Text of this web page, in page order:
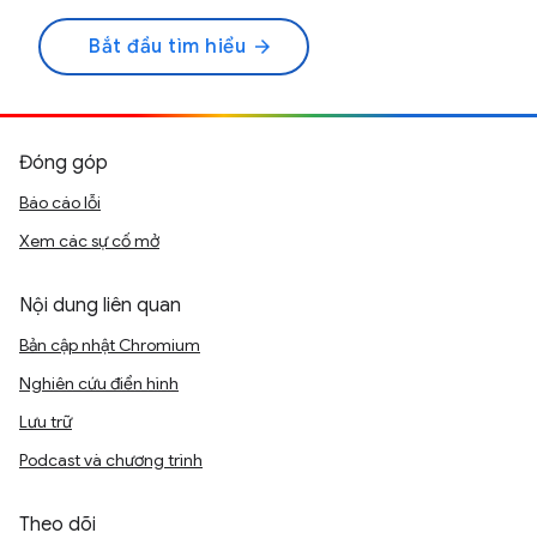
Bắt đầu tìm hiểu arrow_forward
Đóng góp
Báo cáo lỗi
Xem các sự cố mở
Nội dung liên quan
Bản cập nhật Chromium
Nghiên cứu điển hình
Lưu trữ
Podcast và chương trình
Theo dõi